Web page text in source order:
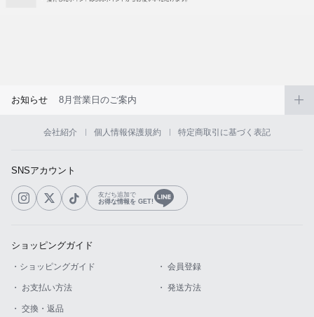
お知らせ 8月営業日のご案内
会社紹介 個人情報保護規約 特定商取引に基づく表記
SNSアカウント
友だち追加で
お得な情報を GET!
ショッピングガイド
・ショッピングガイド ・ 会員登録
・ お支払い方法 ・ 発送方法
・ 交換・返品